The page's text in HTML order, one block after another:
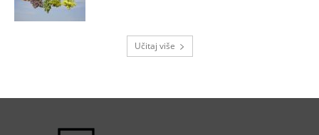
Učitaj više